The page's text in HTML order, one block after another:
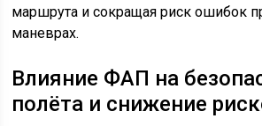
маршрута и сокращая риск ошибок
маневрах.
Влияние ФАП на
полёта и снижение